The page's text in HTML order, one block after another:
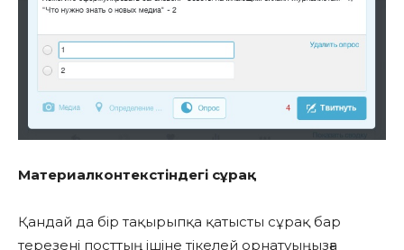
Материалконтекстіндегі сұрақ
Қандай да бір тақырыпқа қатысты сұрақ бар
терезені посттың ішіне тікелей орнатуыңызға